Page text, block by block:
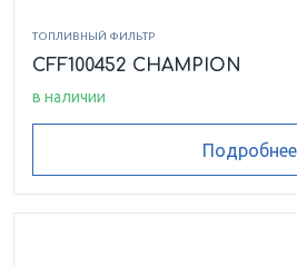
ТОПЛИВНЫЙ ФИЛЬТР
CFF100452 CHAMPION
в наличии
Подробнее